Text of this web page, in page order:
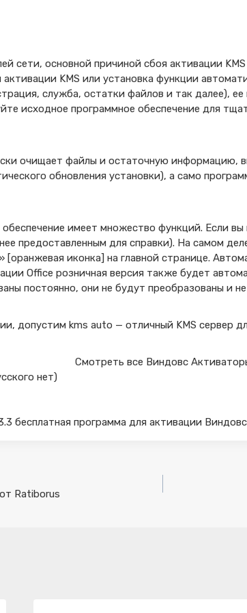
сети, основной причиной сбоя активации
активации KMS или установка функции
служба, остатки файлов и так далее),
исходное программное обеспечение для
очищает файлы и остаточную информацию,
обновления установки), а само
имеет множество функций. Если
предоставленным для справки). На самом
[оранжевая иконка] на главной странице.
Office розничная версия также будет
постоянно, они не будут преобразованы и
допустим kms auto — отличный KMS сервер
Смотреть все Виндовс
нет)
бесплатная программа для активации
Ratiborus